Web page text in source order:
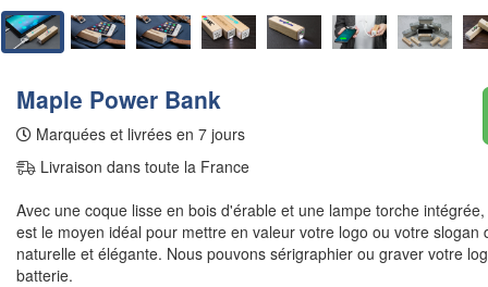
Maple Power Bank
Marquées et livrées en 7 jours
Livraison dans toute la France
Avec une coque lisse en bois d'érable et une lampe torche
est le moyen idéal pour mettre en valeur votre logo ou votre slogan
naturelle et élégante. Nous pouvons sérigraphier ou graver votre
batterie.